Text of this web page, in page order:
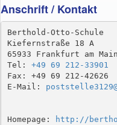
Anschrift / Kontakt
Berthold-Otto-Schule
Kiefernstraße 18 A
65933 Frankfurt am Main
Tel: +49 69 212-33901
Fax: +49 69 212-42626
E-Mail:
Homepage: http://